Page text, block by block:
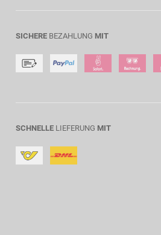
SICHERE BEZAHLUNG MIT
SCHNELLE LIEFERUNG MIT